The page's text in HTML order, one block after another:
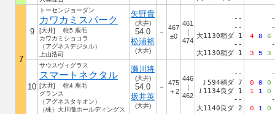
7
9
トーセンジョーダン
カワカミスパーク
[大井] 牝5 鹿毛
カワカミショコラ
（アグネスデジタル）
上山浩司
矢野貴
(大井)
54.0
松浦裕
(大井)
－
467
±0
461
｜
474
--
--
大1130稍ダ 1
--
大1130稍ダ 1
4 8 6
3 5 3
10
サウスヴィグラス
スマートネクタル
[大井] 牝4 鹿毛
グランス
（アグネスタキオン）
（株）大川徹ホールディングス
瀬川将
(大井)
54.0
坂井英
(大井)
－
475
＋2
446
｜
462
--
Ｊ594稍ダ 7
Ｊ1134良ダ 1
--
大1140良ダ 2
0 0 0
1 1 0
0 1 0